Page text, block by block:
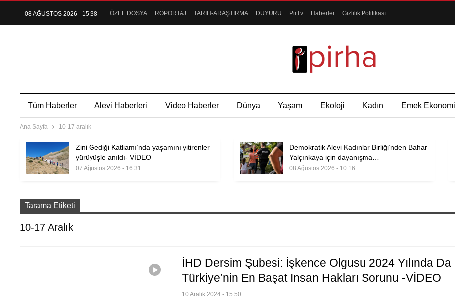
08 AĞUSTOS 2026 - 15:38 ÖZEL DOSYA RÖPORTAJ TARİH-ARAŞTIRMA DUYURU PirTv Haberler Gizlilik Politikası
Tüm Haberler Alevi Haberleri Video Haberler Dünya Yaşam Ekoloji Kadın Emek Ekonomi
Ana Sayfa 10-17 aralık
Zini Gediği Katliamı’nda yaşamını yitirenler
yürüyüşle anıldı- VİDEO
07 Ağustos 2026 - 16:31
Demokratik Alevi Kadınlar Birliği’nden Bahar
Yalçınkaya için dayanışma…
08 Ağustos 2026 - 10:16
Tarama Etiketi
10-17 Aralık
İHD Dersim Şubesi: İşkence Olgusu 2024 Yılında Da
Türkiye’nin En Başat Insan Hakları Sorunu -VİDEO
10 Aralık 2024 - 15:50